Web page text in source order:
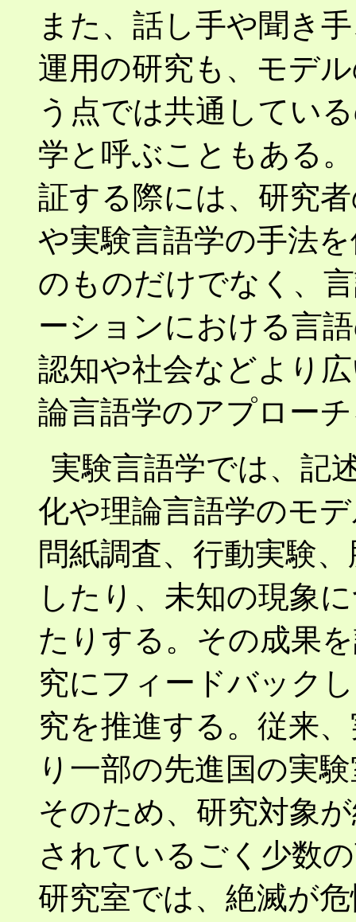
また、話し手や聞き
運用の研究も、モデ
う点では共通してい
学と呼ぶこともある
証する際には、研究
や実験言語学の手法
のものだけでなく、
ーションにおける言
認知や社会などより
論言語学のアプロー
実験言語学では、記
化や理論言語学のモ
問紙調査、行動実験
したり、未知の現象
たりする。その成果
究にフィードバック
究を推進する。従来
り一部の先進国の実
そのため、研究対象
されているごく少数
研究室では、絶滅が